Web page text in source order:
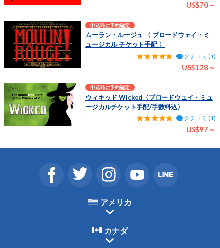
US$70～
申込時に予約確定
ムーラン・ルージュ 〈 ブロードウェイ・ミ
ュージカル チケット手配 〉
クチコミ (1)
US$128～
申込時に予約確定
ウィキッド Wicked〈ブロードウェイ・ミュ
ージカルチケット手配/手数料込〉
クチコミ (1)
US$97～
アメリカ
カナダ